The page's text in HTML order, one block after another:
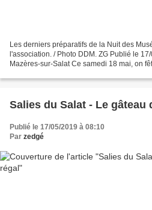
Les derniers préparatifs de la Nuit des
l'association. / Photo DDM. ZG Publié le
Mazères-sur-Salat Ce samedi 18 mai, on
Salies du Salat - Le gâteau
Publié le 17/05/2019 à 08:10
Par zedgé